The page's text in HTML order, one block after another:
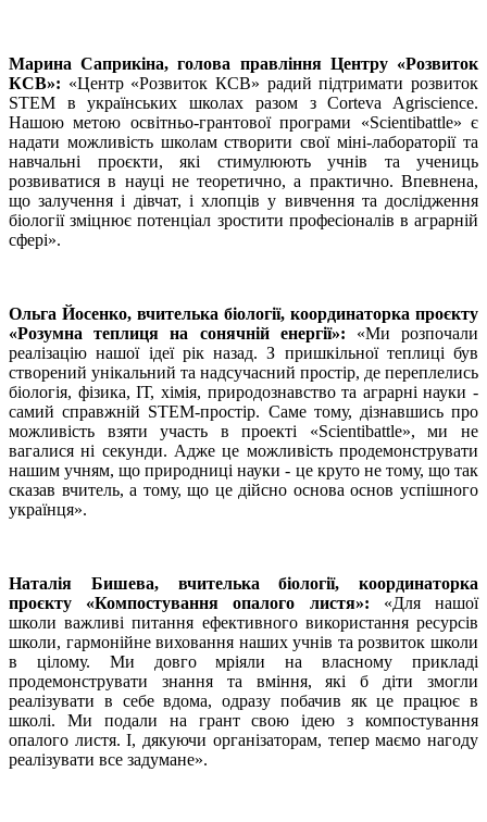
Марина Саприкіна, голова правління Центру «Розвиток
КСВ»: «Центр «Розвиток КСВ» радий підтримати розвиток
STEM в українських школах разом з Corteva Agriscience.
Нашою метою освітньо-грантової програми «Scientibattle» є
надати можливість школам створити свої міні-лабораторії та
навчальні проєкти, які стимулюють учнів та учениць
розвиватися в науці не теоретично, а практично. Впевнена,
що залучення і дівчат, і хлопців у вивчення та дослідження
біології зміцнює потенціал зростити професіоналів в аграрній
сфері».
Ольга Йосенко, вчителька біології, координаторка проєкту
«Розумна теплиця на сонячній енергії»: «Ми розпочали
реалізацію нашої ідеї рік назад. З пришкільної теплиці був
створений унікальний та надсучасний простір, де переплелись
біологія, фізика, ІТ, хімія, природознавство та аграрні науки -
самий справжній STEM-простір. Саме тому, дізнавшись про
можливість взяти участь в проекті «Scientibattle», ми не
вагалися ні секунди. Адже це можливість продемонструвати
нашим учням, що природниці науки - це круто не тому, що так
сказав вчитель, а тому, що це дійсно основа основ успішного
українця».
Наталія Бишева,
вчителька біології, координаторка
проєкту «Компостування опалого листя»: «Для нашої
школи важливі питання ефективного використання ресурсів
школи, гармонійне виховання наших учнів та розвиток школи
в цілому. Ми довго мріяли на власному прикладі
продемонструвати знання та вміння, які б діти змогли
реалізувати в себе вдома, одразу побачив як це працює в
школі. Ми подали на грант свою ідею з компостування
опалого листя. І, дякуючи організаторам, тепер маємо нагоду
реалізувати все задумане».